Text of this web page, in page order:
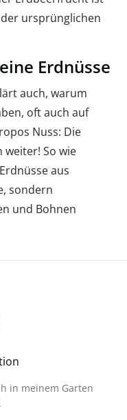
ursprünglichen
Erdnüsse
auch, warum
oft auch auf
Nuss: Die
So wie
aus
sondern
und Bohnen
in meinem Garten